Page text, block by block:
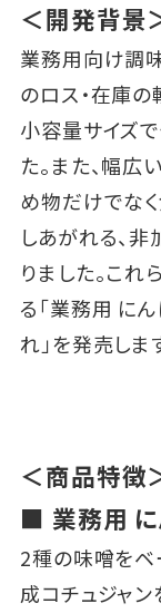
＜開発背景
業務用向け調
のロス・在庫
小容量サイズ
た。また、幅
め物だけでな
しあがれる、
りました。こ
る「業務用 に
れ」を発売しま
＜商品特徴
■ 業務用 に
2種の味噌をベ
成コチュジャン